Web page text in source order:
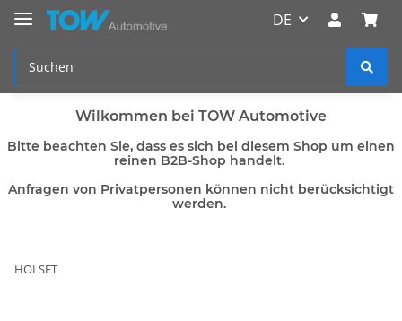
DE
Wilkommen bei TOW Automotive
Bitte beachten Sie, dass es sich bei diesem Shop um einen
reinen B2B-Shop handelt.
Anfragen von Privatpersonen können nicht berücksichtigt
werden.
HOLSET